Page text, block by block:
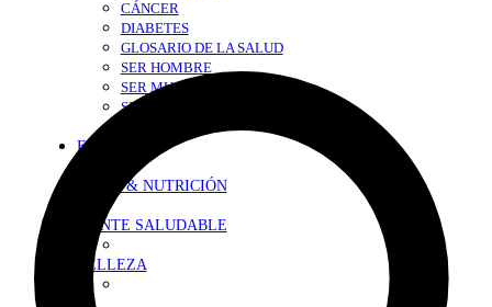
CÁNCER
DIABETES
GLOSARIO DE LA SALUD
SER HOMBRE
SER MUJER
SEXY-SALUD
EN FORMA
DIETA & NUTRICIÓN
MENTE SALUDABLE
BELLEZA